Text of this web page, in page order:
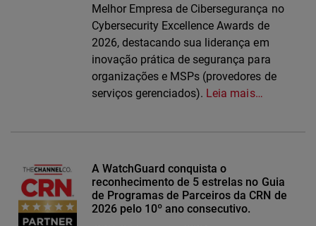
Melhor Empresa de Cibersegurança no
Cybersecurity Excellence Awards de
2026, destacando sua liderança em
inovação prática de segurança para
organizações e MSPs (provedores de
serviços gerenciados). Leia mais…
A WatchGuard conquista o
reconhecimento de 5 estrelas no Guia
de Programas de Parceiros da CRN de
2026 pelo 10º ano consecutivo.